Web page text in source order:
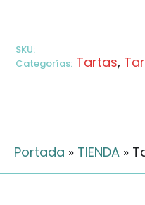
SKU:
Categorías: Tartas,
Portada » TIENDA »